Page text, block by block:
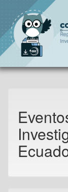
navigation